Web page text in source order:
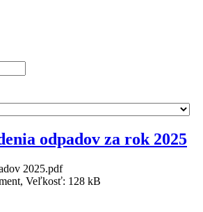
odpadov za rok 2025
2025.pdf
Veľkosť: 128 kB